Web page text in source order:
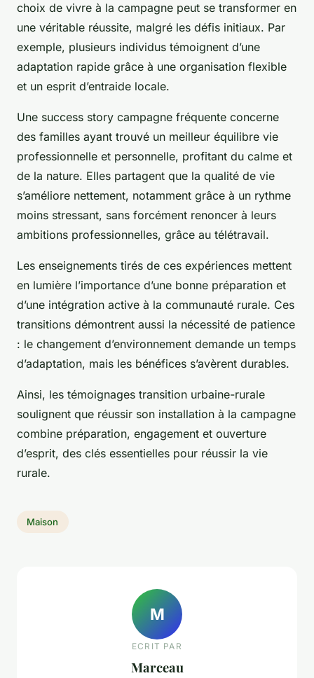
choix de vivre à la campagne peut se transformer en
une véritable réussite, malgré les défis initiaux. Par
exemple, plusieurs individus témoignent d’une
adaptation rapide grâce à une organisation flexible
et un esprit d’entraide locale.
Une success story campagne fréquente concerne
des familles ayant trouvé un meilleur équilibre vie
professionnelle et personnelle, profitant du calme et
de la nature. Elles partagent que la qualité de vie
s’améliore nettement, notamment grâce à un rythme
moins stressant, sans forcément renoncer à leurs
ambitions professionnelles, grâce au télétravail.
Les enseignements tirés de ces expériences mettent
en lumière l’importance d’une bonne préparation et
d’une intégration active à la communauté rurale. Ces
transitions démontrent aussi la nécessité de patience
: le changement d’environnement demande un temps
d’adaptation, mais les bénéfices s’avèrent durables.
Ainsi, les témoignages transition urbaine-rurale
soulignent que réussir son installation à la campagne
combine préparation, engagement et ouverture
d’esprit, des clés essentielles pour réussir la vie
rurale.
Maison
M
ECRIT PAR
Marceau